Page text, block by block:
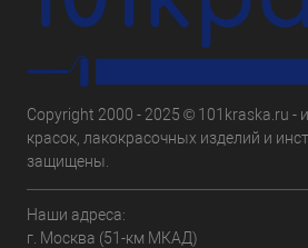
Copyright 2000 - 2025 © 101kraska.ru -
красок, лакокрасочных изделий и
защищены.
Наши адреса:
г. Москва (51-км МКАД)